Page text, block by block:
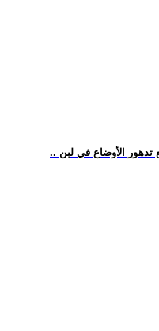
تدهور الأوضاع في لبن